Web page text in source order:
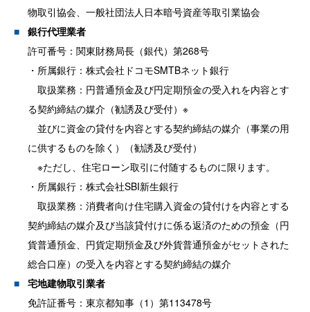
物取引協会、一般社団法人日本暗号資産等取引業協会
銀行代理業者
許可番号：関東財務局長（銀代）第268号
・所属銀行：株式会社ドコモSMTBネット銀行
取扱業務：円普通預金及び円定期預金の受入れを内容とす
る契約締結の媒介（勧誘及び受付）※
並びに資金の貸付を内容とする契約締結の媒介（事業の用
に供するものを除く）（勧誘及び受付）
※ただし、住宅ローン取引に付随するものに限ります。
・所属銀行：株式会社SBI新生銀行
取扱業務：消費者向け住宅購入資金の貸付けを内容とする
契約締結の媒介及び当該貸付けに係る返済のための預金（円
貨普通預金、円貨定期預金及び外貨普通預金がセットされた
総合口座）の受入を内容とする契約締結の媒介
宅地建物取引業者
免許証番号：東京都知事（1）第113478号